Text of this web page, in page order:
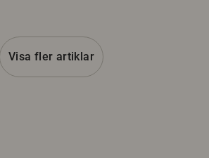
Visa fler artiklar